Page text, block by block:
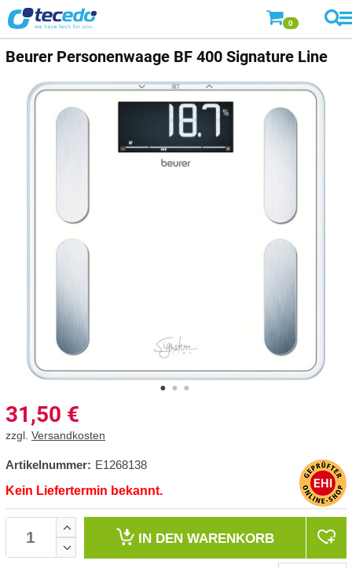
0
Beurer Personenwaage BF 400 Signature Line
31,50 €
zzgl. Versandkosten
Artikelnummer: E1268138
Kein Liefertermin bekannt.
IN DEN WARENKORB